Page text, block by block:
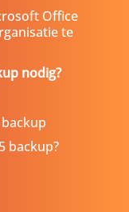
Office
te
nodig?
backup?